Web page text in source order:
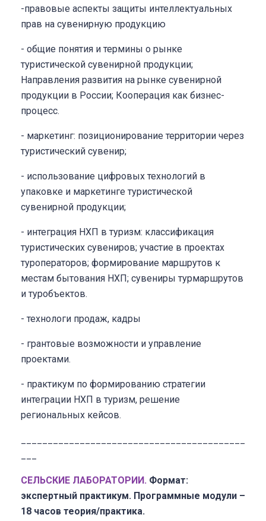
-правовые аспекты защиты интеллектуальных
прав на сувенирную продукцию
- общие понятия и термины о рынке
туристической сувенирной продукции;
Направления развития на рынке сувенирной
продукции в России; Кооперация как бизнес-
процесс.
- маркетинг: позиционирование территории через
туристический сувенир;
- использование цифровых технологий в
упаковке и маркетинге туристической
сувенирной продукции;
- интеграция НХП в туризм: классификация
туристических сувениров; участие в проектах
туроператоров; формирование маршрутов к
местам бытования НХП; сувениры турмаршрутов
и туробъектов.
- технологи продаж, кадры
- грантовые возможности и управление
проектами.
- практикум по формированию стратегии
интеграции НХП в туризм, решение
региональных кейсов.
СЕЛЬСКИЕ ЛАБОРАТОРИИ. Формат:
экспертный практикум. Программные модули –
18 часов теория/практика.